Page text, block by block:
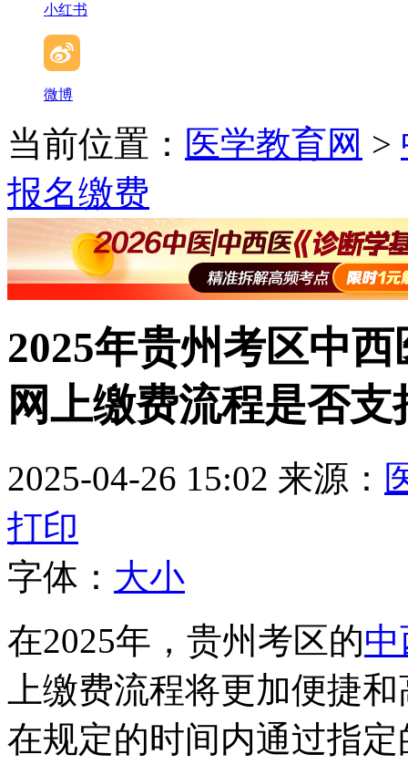
小红书
微博
当前位置： 医学教育网 >
报名缴费
2025年贵州考区中
网上缴费流程是否
2025-04-26 15:02 来源：
打印
字体： 大小
在2025年，贵州考区的
上缴费流程将更加便捷
在规定的时间内通过指